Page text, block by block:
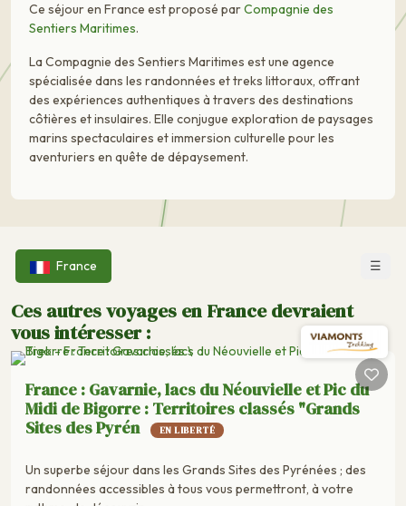
Ce séjour en France est proposé parCompagnie des
Sentiers Maritimes.
La Compagnie des Sentiers Maritimes est une agence
spécialisée dans les randonnées et treks littoraux, offrant
des expériences authentiques à travers des destinations
côtières et insulaires. Elle conjugue exploration de paysages
marins spectaculaires et immersion culturelle pour les
aventuriers en quête de dépaysement.
France ☰
Ces autres voyages en France devraient
vous intéresser :
France : Gavarnie, lacs du Néouvielle et Pic du
Midi de Bigorre : Territoires classés "Grands
Sites des Pyrén
EN LIBERTÉ
Un superbe séjour dans les Grands Sites des Pyrénées ; des
randonnées accessibles à tous vous permettront, à votre